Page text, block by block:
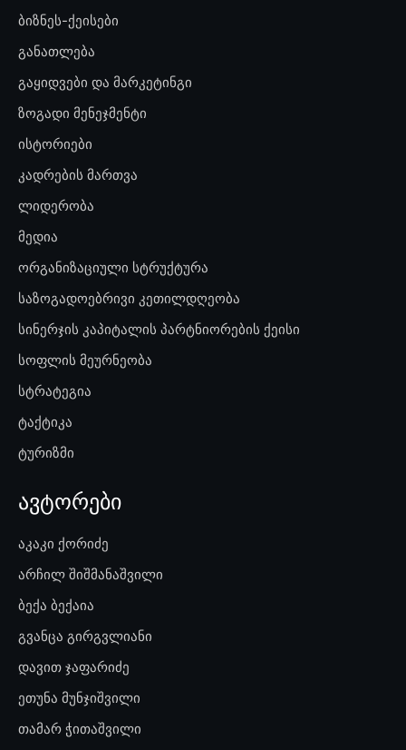
ბიზნეს-ქეისები
განათლება
გაყიდვები და მარკეტინგი
ზოგადი მენეჯმენტი
ისტორიები
კადრების მართვა
ლიდერობა
მედია
ორგანიზაციული სტრუქტურა
საზოგადოებრივი კეთილდღეობა
სინერჯის კაპიტალის პარტნიორების ქეისი
სოფლის მეურნეობა
სტრატეგია
ტაქტიკა
ტურიზმი
ავტორები
აკაკი ქორიძე
არჩილ შიშმანაშვილი
ბექა ბექაია
გვანცა გირგვლიანი
დავით ჯაფარიძე
ეთუნა მუნჯიშვილი
თამარ ჭითაშვილი